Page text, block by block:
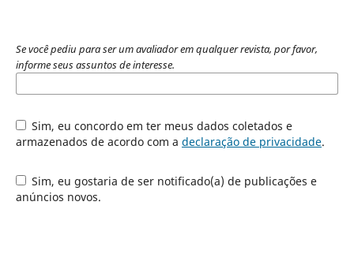
Se você pediu para ser um avaliador em qualquer revista, por favor,
informe seus assuntos de interesse.
Sim, eu concordo em ter meus dados coletados e
armazenados de acordo com a declaração de privacidade.
Sim, eu gostaria de ser notificado(a) de publicações e
anúncios novos.